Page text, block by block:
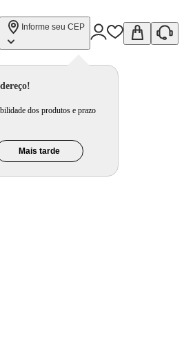
Informe seu CEP
dos produtos e prazo
Mais tarde